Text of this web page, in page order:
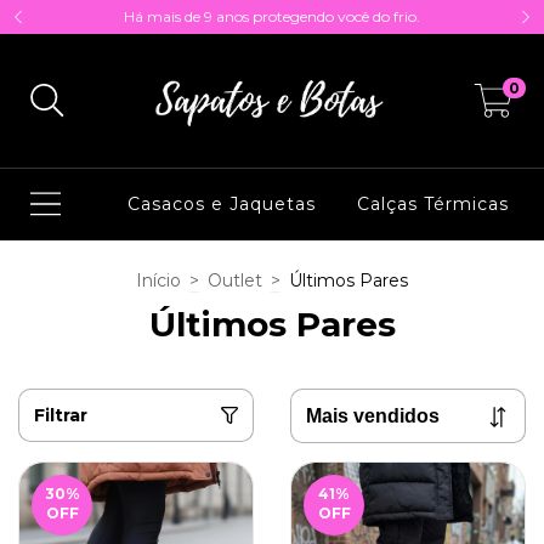
Há mais de 9 anos protegendo você do frio.
0
Casacos e Jaquetas Calças Térmicas
Início > Outlet > Últimos Pares
Últimos Pares
Filtrar
30%
OFF
41%
OFF